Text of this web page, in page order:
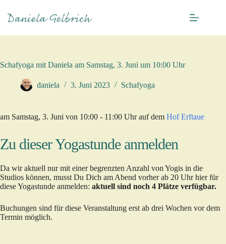
Inhalt
springen
Schafyoga mit Daniela am Samstag, 3. Juni um 10:00 Uhr
daniela 3. Juni 2023 Schafyoga
am Samstag, 3. Juni von 10:00 - 11:00 Uhr auf dem Hof Erftaue
Zu dieser Yogastunde anmelden
Da wir aktuell nur mit einer begrenzten Anzahl von Yogis in die
Studios können, musst Du Dich am Abend vorher ab 20 Uhr hier für
diese Yogastunde anmelden: aktuell sind noch 4 Plätze verfügbar.
Buchungen sind für diese Veranstaltung erst ab drei Wochen vor dem
Termin möglich.